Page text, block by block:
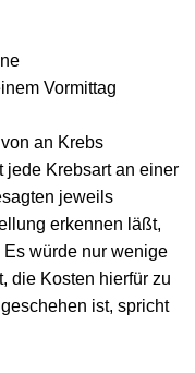
Vormittag
an Krebs
jede Krebsart an einer
jeweils
erkennen läßt,
würde nur wenige
die Kosten hierfür zu
ist, spricht